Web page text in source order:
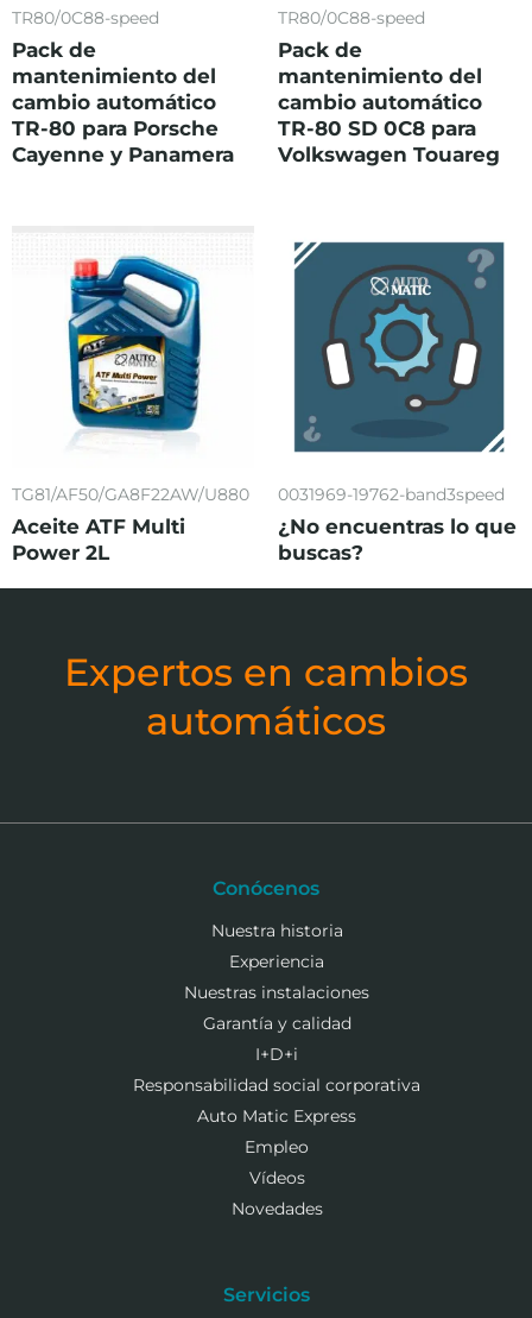
TR80/0C88-speed
Pack de
mantenimiento del
cambio automático
TR-80 para Porsche
Cayenne y Panamera
TR80/0C88-speed
Pack de
mantenimiento del
cambio automático
TR-80 SD 0C8 para
Volkswagen Touareg
TG81/AF50/GA8F22AW/U880
Aceite ATF Multi
Power 2L
0031969-19762-band3speed
¿No encuentras lo que
buscas?
Expertos en cambios
automáticos
Conócenos
Nuestra historia
Experiencia
Nuestras instalaciones
Garantía y calidad
I+D+i
Responsabilidad social corporativa
Auto Matic Express
Empleo
Vídeos
Novedades
Servicios